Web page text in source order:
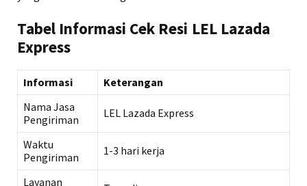
Tabel Informasi Cek Resi LEL Lazada
Express
Informasi
Keterangan
Nama Jasa
Pengiriman
LEL Lazada Express
Waktu
Pengiriman
1-3 hari kerja
Layanan